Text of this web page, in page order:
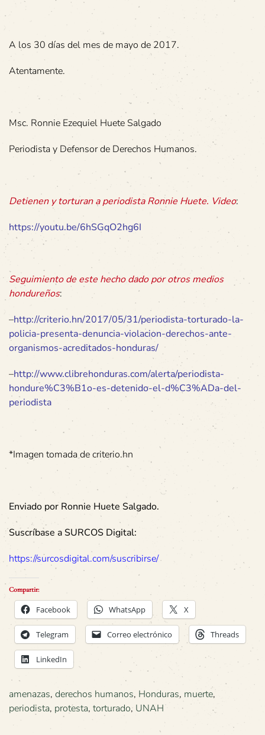
A los 30 días del mes de mayo de 2017.
Atentamente.
Msc. Ronnie Ezequiel Huete Salgado
Periodista y Defensor de Derechos Humanos.
Detienen y torturan a periodista Ronnie Huete. Video:
https://youtu.be/6hSGqO2hg6I
Seguimiento de este hecho dado por otros medios
hondureños:
–http://criterio.hn/2017/05/31/periodista-torturado-la-
policia-presenta-denuncia-violacion-derechos-ante-
organismos-acreditados-honduras/
–http://www.clibrehonduras.com/alerta/periodista-
hondure%C3%B1o-es-detenido-el-d%C3%ADa-del-
periodista
*Imagen tomada de criterio.hn
Enviado por Ronnie Huete Salgado.
Suscríbase a SURCOS Digital:
https://surcosdigital.com/suscribirse/
Compartir:
Facebook WhatsApp X
Telegram Correo electrónico Threads
LinkedIn
amenazas, derechos humanos, Honduras, muerte,
periodista, protesta, torturado, UNAH